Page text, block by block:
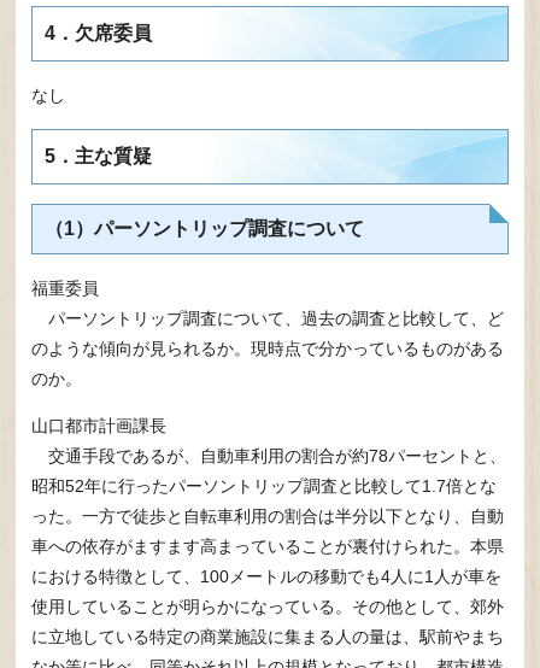
4．欠席委員
なし
5．主な質疑
（1）パーソントリップ調査について
福重委員
パーソントリップ調査について、過去の調査と比較して、ど
のような傾向が見られるか。現時点で分かっているものがある
のか。
山口都市計画課長
交通手段であるが、自動車利用の割合が約78パーセントと、
昭和52年に行ったパーソントリップ調査と比較して1.7倍とな
った。一方で徒歩と自転車利用の割合は半分以下となり、自動
車への依存がますます高まっていることが裏付けられた。本県
における特徴として、100メートルの移動でも4人に1人が車を
使用していることが明らかになっている。その他として、郊外
に立地している特定の商業施設に集まる人の量は、駅前やまち